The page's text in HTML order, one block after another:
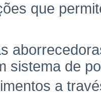
que
sistema de
a